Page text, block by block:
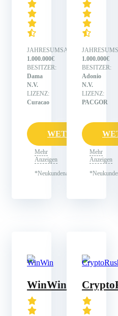
JAHRESUMSATZ:
1.000.000€
BESITZER:
Dama
N.V.
LIZENZ:
Curacao
WETTEN
Mehr
Anzeigen
*Neukundenangebot
1.000.000€
BESITZER:
Adonio
N.V.
LIZENZ:
PACGOR
Mehr
Anzeigen
WinWin